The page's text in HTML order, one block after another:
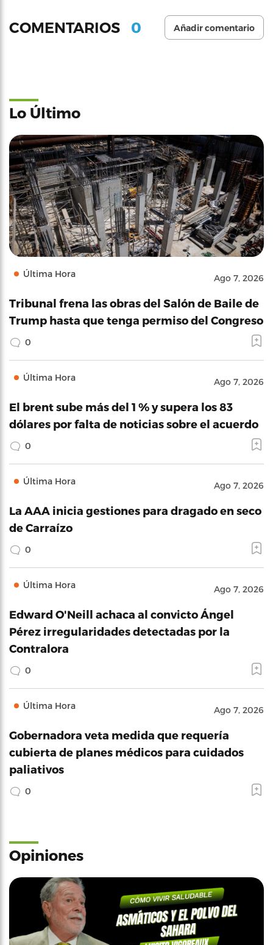
COMENTARIOS 0 Añadir comentario
Lo Último
Última Hora Ago 7, 2026
Tribunal frena las obras del Salón de Baile de
Trump hasta que tenga permiso del Congreso
0
Última Hora Ago 7, 2026
El brent sube más del 1 % y supera los 83
dólares por falta de noticias sobre el acuerdo
0
Última Hora Ago 7, 2026
La AAA inicia gestiones para dragado en seco
de Carraízo
0
Última Hora Ago 7, 2026
Edward O'Neill achaca al convicto Ángel
Pérez irregularidades detectadas por la
Contralora
0
Última Hora Ago 7, 2026
Gobernadora veta medida que requería
cubierta de planes médicos para cuidados
paliativos
0
Opiniones